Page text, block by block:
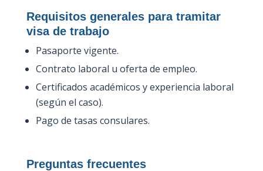
Requisitos generales para tramitar
visa de trabajo
Pasaporte vigente.
Contrato laboral u oferta de empleo.
Certificados académicos y experiencia laboral
(según el caso).
Pago de tasas consulares.
Preguntas frecuentes